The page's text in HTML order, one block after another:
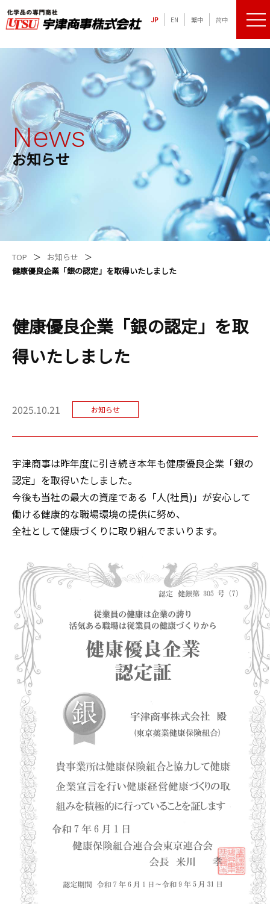
JP EN 繁中 简中 メニ
News
お知らせ
TOP
お知らせ
健康優良企業「銀の認定」を取得いたしました
健康優良企業「銀の認定」を取
得いたしました
2025.10.21 お知らせ
宇津商事は昨年度に引き続き本年も健康優良企業「銀の
認定」を取得いたしました。
今後も当社の最大の資産である「人(社員)」が安心して
働ける健康的な職場環境の提供に努め、
全社として健康づくりに取り組んでまいります。